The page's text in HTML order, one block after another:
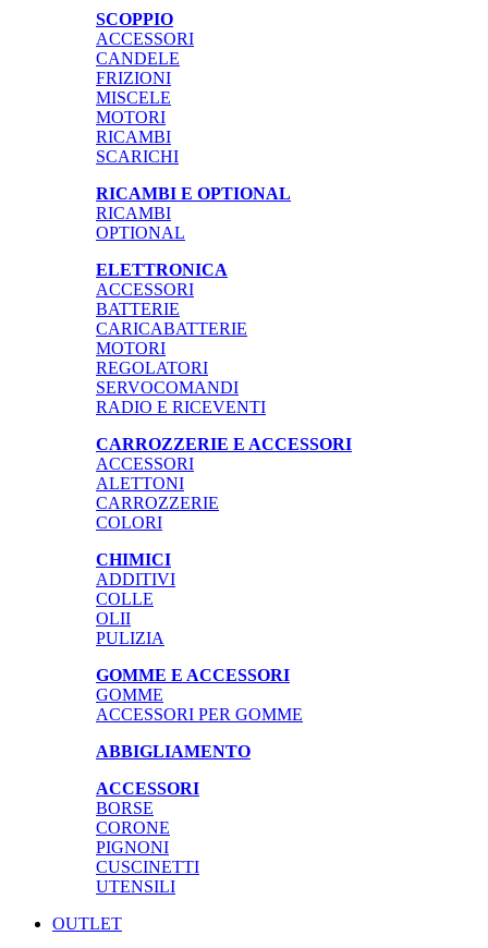
SCOPPIO
ACCESSORI
CANDELE
FRIZIONI
MISCELE
MOTORI
RICAMBI
SCARICHI
RICAMBI E OPTIONAL
RICAMBI
OPTIONAL
ELETTRONICA
ACCESSORI
BATTERIE
CARICABATTERIE
MOTORI
REGOLATORI
SERVOCOMANDI
RADIO E RICEVENTI
CARROZZERIE E ACCESSORI
ACCESSORI
ALETTONI
CARROZZERIE
COLORI
CHIMICI
ADDITIVI
COLLE
OLII
PULIZIA
GOMME E ACCESSORI
GOMME
ACCESSORI PER GOMME
ABBIGLIAMENTO
ACCESSORI
BORSE
CORONE
PIGNONI
CUSCINETTI
UTENSILI
OUTLET